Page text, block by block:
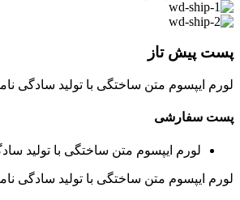
پست پیش تاز
لورم ایپسوم متن ساختگی با تولید سادگی
پست سفارشی
لورم ایپسوم متن ساختگی با تولید
لورم ایپسوم متن ساختگی با تولید سادگی